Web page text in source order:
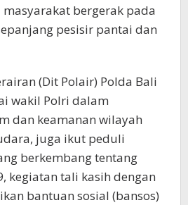
bergerak pada
pesisir pantai dan
(Dit Polair) Polda Bali
wakil Polri dalam
dan keamanan wilayah
juga ikut peduli
berkembang tentang
kegiatan tali kasih dengan
bantuan sosial (bansos)